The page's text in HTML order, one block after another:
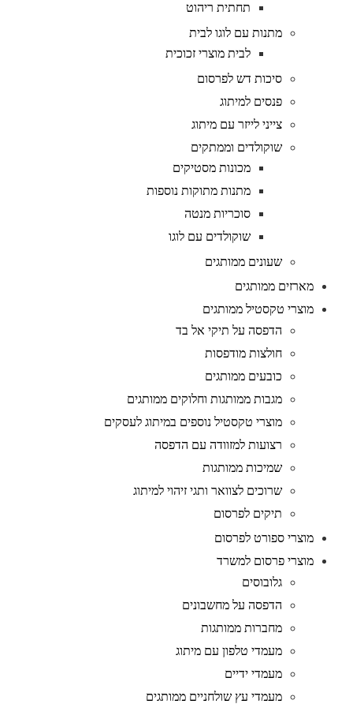
תחתית ריהוט
מתנות עם לוגו לבית
לבית מוצרי זכוכית
סיכות דש לפרסום
פנסים למיתוג
צייני לייזר עם מיתוג
שוקולדים וממתקים
מכונות מסטיקים
מתנות מתוקות נוספות
סוכריות מנטה
שוקולדים עם לוגו
שעונים ממותגים
מארזים ממותגים
מוצרי טקסטיל ממותגים
הדפסה על תיקי אל בד
חולצות מודפסות
כובעים ממותגים
מגבות ממותגות וחלוקים ממותגים
מוצרי טקסטיל נוספים במיתוג לעסקים
רצועות למזוודה עם הדפסה
שמיכות ממותגות
שרוכים לצוואר ותגי זיהוי למיתוג
תיקים לפרסום
מוצרי ספורט לפרסום
מוצרי פרסום למשרד
גלובוסים
הדפסה על מחשבונים
מחברות ממותגות
מעמדי טלפון עם מיתוג
מעמדי ידיים
מעמדי עץ שולחניים ממותגים